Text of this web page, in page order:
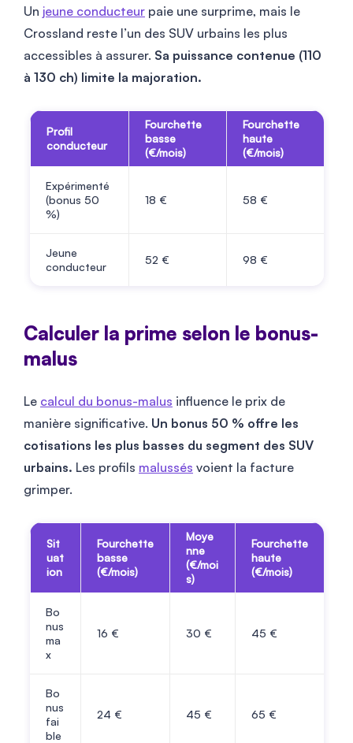
Un jeune conducteur paie une surprime, mais le
Crossland reste l’un des SUV urbains les plus
accessibles à assurer. Sa puissance contenue (110
à 130 ch) limite la majoration.
Profil
conducteur
Fourchette
basse
(€/mois)
Fourchette
haute
(€/mois)
Expérimenté
(bonus 50
%)
18 € 58 €
Jeune
conducteur
52 € 98 €
Calculer la prime selon le bonus-
malus
Le calcul du bonus-malus influence le prix de
manière significative. Un bonus 50 % offre les
cotisations les plus basses du segment des SUV
urbains. Les profils malussés voient la facture
grimper.
Sit
uat
ion
Fourchette
basse
(€/mois)
Moye
nne
(€/moi
s)
Fourchette
haute
(€/mois)
Bo
nus
ma
x
16 € 30 € 45 €
Bo
nus
fai
ble
24 € 45 € 65 €